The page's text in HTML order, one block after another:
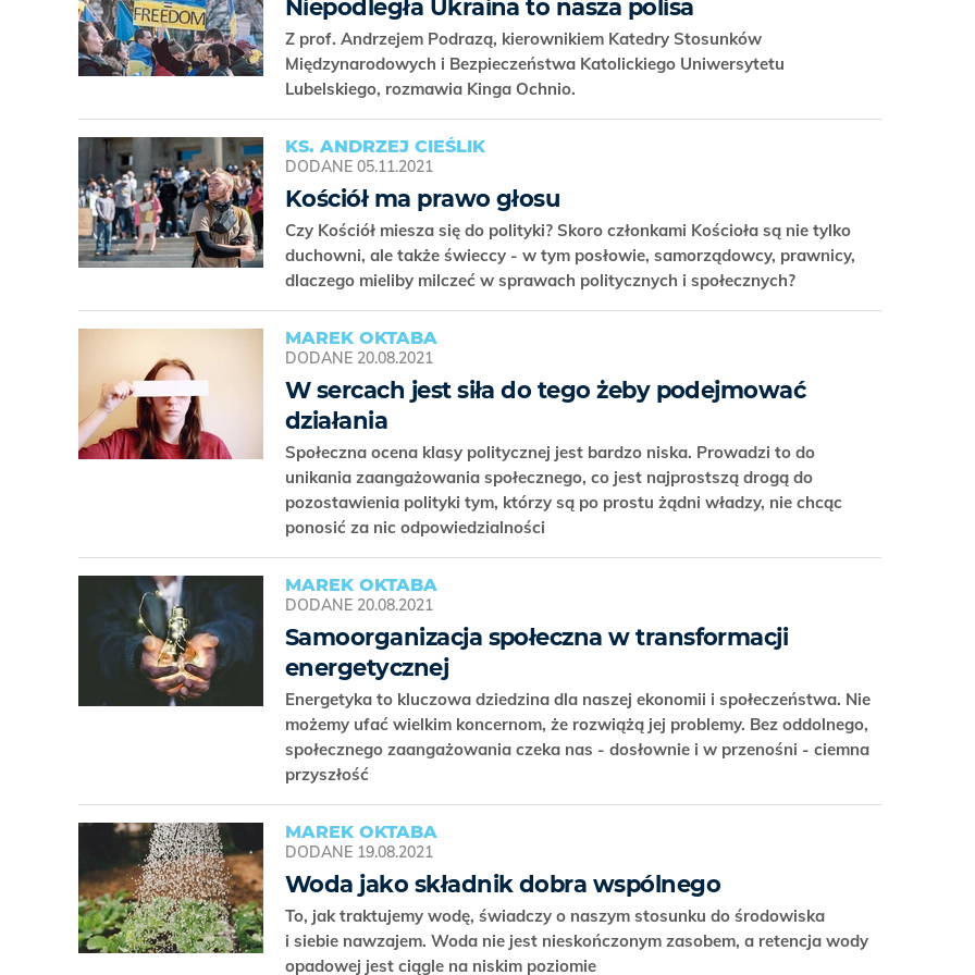
Niepodległa Ukraina to nasza polisa
Z prof. Andrzejem Podrazą, kierownikiem Katedry Stosunków
Międzynarodowych i Bezpieczeństwa Katolickiego Uniwersytetu
Lubelskiego, rozmawia Kinga Ochnio.
KS. ANDRZEJ CIEŚLIK
DODANE 05.11.2021
Kościół ma prawo głosu
Czy Kościół miesza się do polityki? Skoro członkami Kościoła są nie tylko
duchowni, ale także świeccy - w tym posłowie, samorządowcy, prawnicy,
dlaczego mieliby milczeć w sprawach politycznych i społecznych?
MAREK OKTABA
DODANE 20.08.2021
W sercach jest siła do tego żeby podejmować
działania
Społeczna ocena klasy politycznej jest bardzo niska. Prowadzi to do
unikania zaangażowania społecznego, co jest najprostszą drogą do
pozostawienia polityki tym, którzy są po prostu żądni władzy, nie chcąc
ponosić za nic odpowiedzialności
MAREK OKTABA
DODANE 20.08.2021
Samoorganizacja społeczna w transformacji
energetycznej
Energetyka to kluczowa dziedzina dla naszej ekonomii i społeczeństwa. Nie
możemy ufać wielkim koncernom, że rozwiążą jej problemy. Bez oddolnego,
społecznego zaangażowania czeka nas - dosłownie i w przenośni - ciemna
przyszłość
MAREK OKTABA
DODANE 19.08.2021
Woda jako składnik dobra wspólnego
To, jak traktujemy wodę, świadczy o naszym stosunku do środowiska
i siebie nawzajem. Woda nie jest nieskończonym zasobem, a retencja wody
opadowej jest ciągle na niskim poziomie